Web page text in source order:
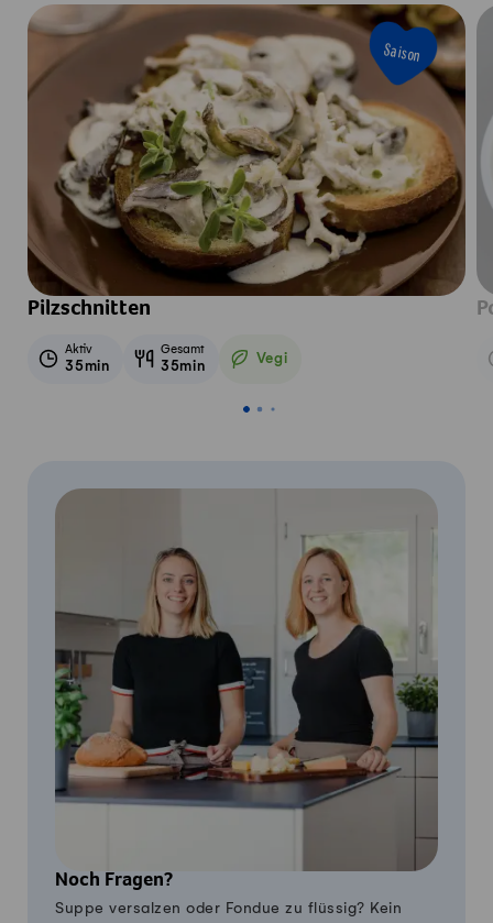
Saison
Pilzschnitten
Aktiv
35min
Gesamt
35min Vegi
Vegetarisch
Noch Fragen?
Suppe versalzen oder Fondue zu flüssig? Kein